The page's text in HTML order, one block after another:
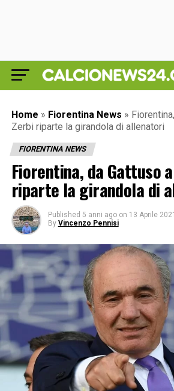
Home » Fiorentina News »
Zerbi riparte la girandola di allenatori
FIORENTINA NEWS
Fiorentina, da Gattuso
riparte la girandola di
Published 5 anni ago on 13 Aprile 2021
By Vincenzo Pennisi